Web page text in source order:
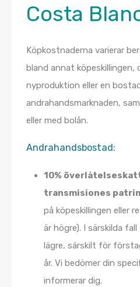
Costa
Köpkostnaderna varierar
bland annat köpeskillingen,
nyproduktion eller en
andrahandsmarknaden,
eller med bolån.
Andrahandsbostad:
10%
transmisiones
på köpeskillingen eller
är högre). I särskilda
lägre, särskilt för
år. Vi bedömer din
informerar dig.